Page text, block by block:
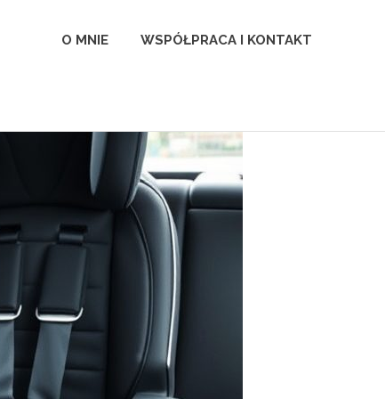
O MNIE WSPÓŁPRACA I KONTAKT